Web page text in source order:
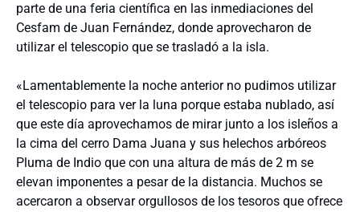
parte de una feria científica en las inmediaciones del
Cesfam de Juan Fernández, donde aprovecharon de
utilizar el telescopio que se trasladó a la isla.
«Lamentablemente la noche anterior no pudimos utilizar
el telescopio para ver la luna porque estaba nublado, así
que este día aprovechamos de mirar junto a los isleños a
la cima del cerro Dama Juana y sus helechos arbóreos
Pluma de Indio que con una altura de más de 2 m se
elevan imponentes a pesar de la distancia. Muchos se
acercaron a observar orgullosos de los tesoros que ofrece